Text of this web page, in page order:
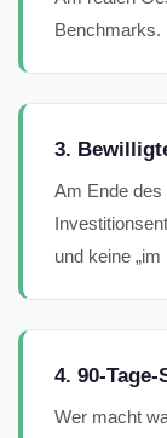
Benchmarks.
3.
Am Ende des
und keine
4. 90-
Wer macht